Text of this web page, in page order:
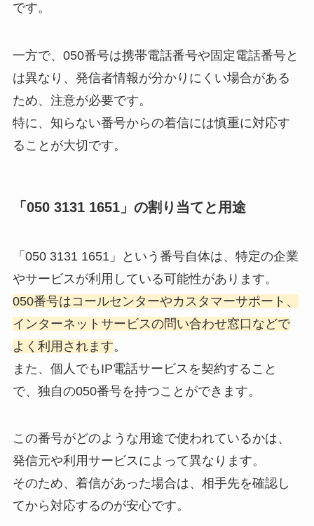
です。
一方で、050番号は携帯電話番号や固定電話番号と
は異なり、発信者情報が分かりにくい場合がある
ため、注意が必要です。
特に、知らない番号からの着信には慎重に対応す
ることが大切です。
「050 3131 1651」の割り当てと用途
「050 3131 1651」という番号自体は、特定の企業
やサービスが利用している可能性があります。
050番号はコールセンターやカスタマーサポート、
インターネットサービスの問い合わせ窓口などで
よく利用されます。
また、個人でもIP電話サービスを契約すること
で、独自の050番号を持つことができます。
この番号がどのような用途で使われているかは、
発信元や利用サービスによって異なります。
そのため、着信があった場合は、相手先を確認し
てから対応するのが安心です。